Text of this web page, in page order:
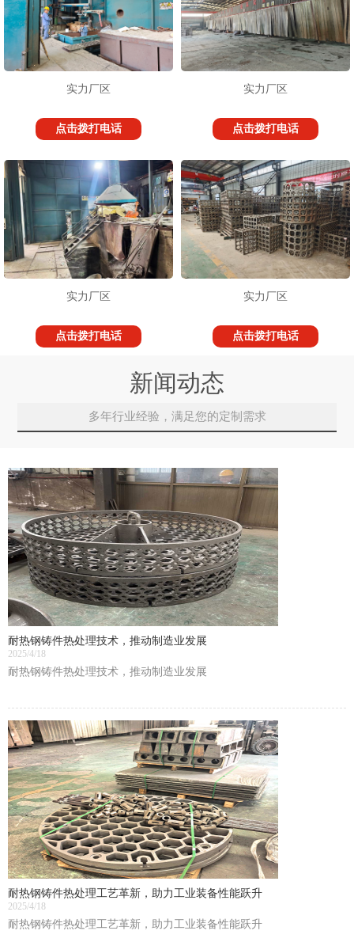
实力厂区
点击拨打电话
实力厂区
点击拨打电话
实力厂区
点击拨打电话
实力厂区
点击拨打电话
新闻动态
多年行业经验，满足您的定制需求
耐热钢铸件热处理技术，推动制造业发展
2025/4/18
耐热钢铸件热处理技术，推动制造业发展
耐热钢铸件热处理工艺革新，助力工业装备性能跃升
2025/4/18
耐热钢铸件热处理工艺革新，助力工业装备性能跃升